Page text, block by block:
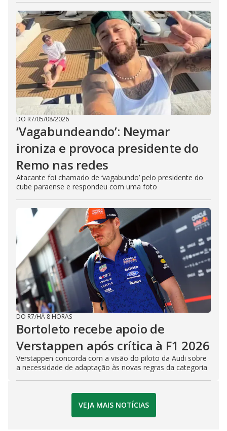
DO R7/05/08/2026
‘Vagabundeando’: Neymar
ironiza e provoca presidente do
Remo nas redes
Atacante foi chamado de ‘vagabundo’ pelo presidente do
cube paraense e respondeu com uma foto
DO R7/HÁ 8 HORAS
Bortoleto recebe apoio de
Verstappen após crítica à F1 2026
Verstappen concorda com a visão do piloto da Audi sobre
a necessidade de adaptação às novas regras da categoria
VEJA MAIS NOTÍCIAS